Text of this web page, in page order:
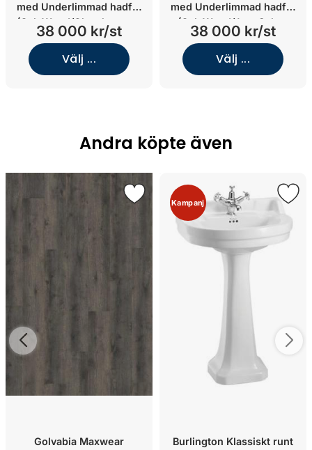
med Underlimmad hadfat
(Oak Wood/Glanshammar
Silk/Underlimmat Black
Chrome)
38 000 kr/st
Välj ...
med Underlimmad hadfat
(Oak Wood/Jura Select
Classic/Underlimmat
mässing)
38 000 kr/st
Välj ...
Andra köpte även
Golvabia Maxwear
Kampanj
Burlington Klassiskt runt